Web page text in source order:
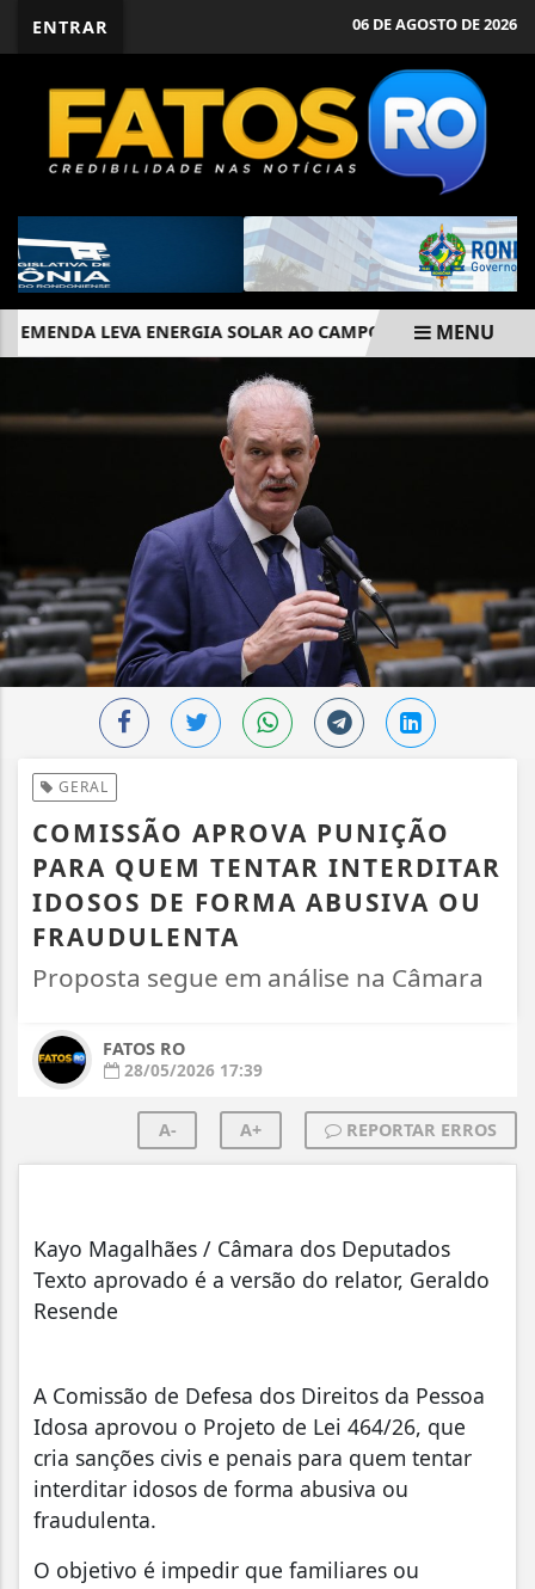
ENTRAR 06 DE AGOSTO DE 2026
LEVA ENERGIA SOLAR AO CAMPO E REDUZ CUSTOS
MENU
GERAL
COMISSÃO APROVA PUNIÇÃO
PARA QUEM TENTAR INTERDITAR
IDOSOS DE FORMA ABUSIVA OU
FRAUDULENTA
Proposta segue em análise na Câmara
FATOS RO
28/05/2026 17:39
A- A+ REPORTAR ERROS
Kayo Magalhães / Câmara dos Deputados
Texto aprovado é a versão do relator, Geraldo
Resende
A Comissão de Defesa dos Direitos da Pessoa
Idosa aprovou o Projeto de Lei 464/26, que
cria sanções civis e penais para quem tentar
interditar idosos de forma abusiva ou
fraudulenta.
O objetivo é impedir que familiares ou